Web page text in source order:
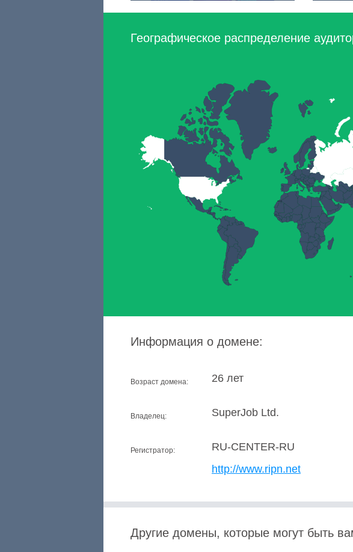
Географическое распределение
Информация о домене:
Возраст домена: 26 лет
Владелец: SuperJob Ltd.
Регистратор:
RU-CENTER-RU
http://www.ripn.net
Другие домены, которые могут быть